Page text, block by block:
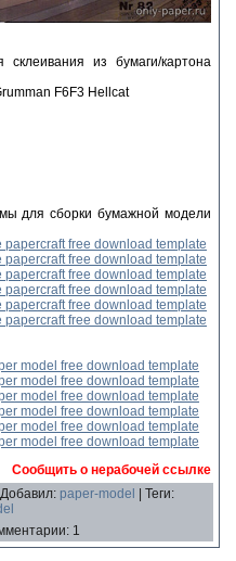
из бумаги/картона
F6F3 Hellcat
для сборки бумажной модели
papercraft free download template
papercraft free download template
papercraft free download template
papercraft free download template
papercraft free download template
papercraft free download template
model free download template
model free download template
model free download template
model free download template
model free download template
model free download template
Сообщить о нерабочей ссылке
Добавил: paper-model Теги:
: 1